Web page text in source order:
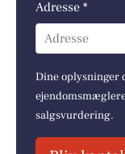
Adresse *
Adresse
Dine oplysninger
salgsvurdering.